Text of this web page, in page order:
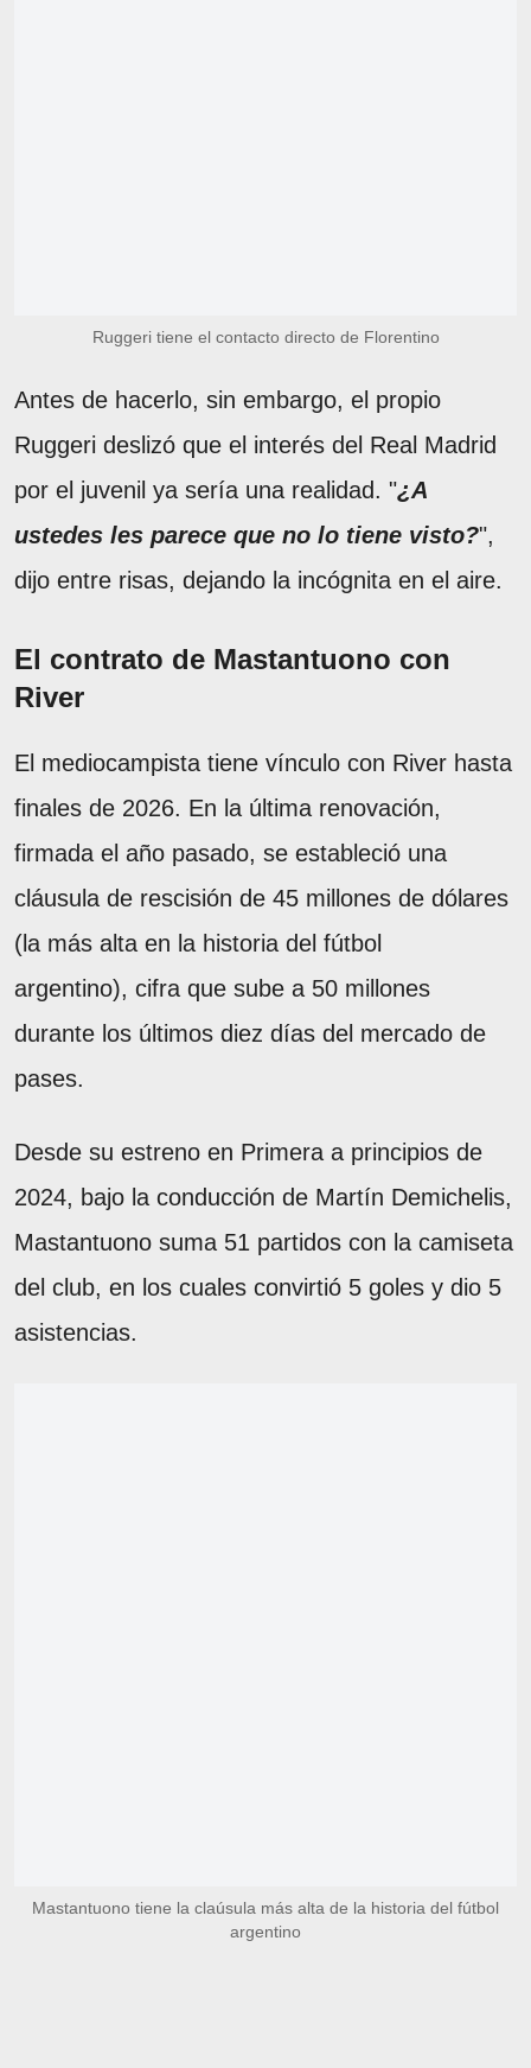
Ruggeri tiene el contacto directo de Florentino
Antes de hacerlo, sin embargo, el propio
Ruggeri deslizó que el interés del Real Madrid
por el juvenil ya sería una realidad. "¿A
ustedes les parece que no lo tiene visto?",
dijo entre risas, dejando la incógnita en el aire.
El contrato de Mastantuono con
River
El mediocampista tiene vínculo con River hasta
finales de 2026. En la última renovación,
firmada el año pasado, se estableció una
cláusula de rescisión de 45 millones de dólares
(la más alta en la historia del fútbol
argentino), cifra que sube a 50 millones
durante los últimos diez días del mercado de
pases.
Desde su estreno en Primera a principios de
2024, bajo la conducción de Martín Demichelis,
Mastantuono suma 51 partidos con la camiseta
del club, en los cuales convirtió 5 goles y dio 5
asistencias.
Mastantuono tiene la claúsula más alta de la historia del fútbol
argentino